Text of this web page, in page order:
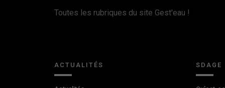
Toutes les rubriques du site Gest'eau !
ACTUALITÉS SDAGE